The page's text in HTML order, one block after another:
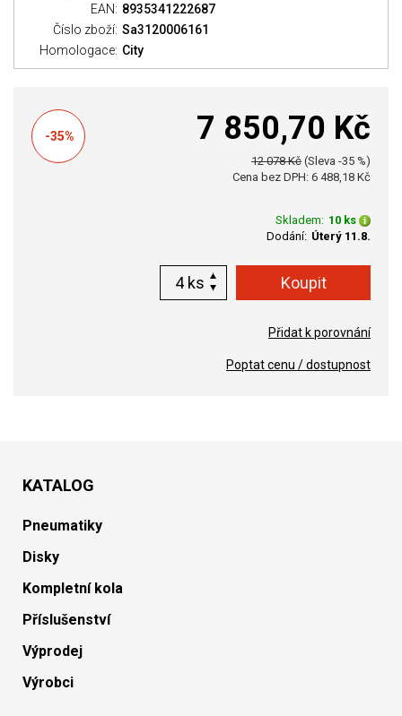
EAN: 8935341222687
Číslo zboží: Sa3120006161
Homologace: City
-35% 7 850,70 Kč
12 078 Kč (Sleva -35 %)
Cena bez DPH: 6 488,18 Kč
Skladem: 10 ks
Dodání: Úterý 11.8.
ks
Přidat k porovnání
Poptat cenu / dostupnost
KATALOG
Pneumatiky
Disky
Kompletní kola
Příslušenství
Výprodej
Výrobci